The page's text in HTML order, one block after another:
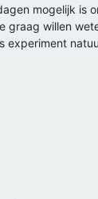
mogelijk is
graag willen
experiment